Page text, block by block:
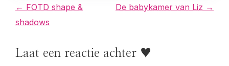
B
e
r
← FOTD shape &
shadows
De babykamer van Liz →
Laat een reactie achter ♥